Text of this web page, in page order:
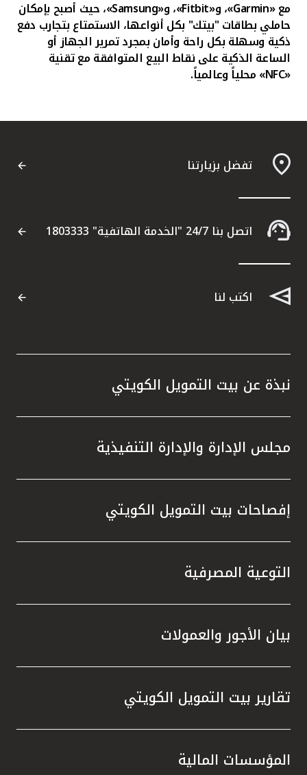
مع «Garmin»، و«Fitbit»، و«Samsung»، حيث أصبح بإمكان
حاملي بطاقات "بيتك" بكل أنواعها، الاستمتاع بتجارب دفع
ذكية وسهلة بكل راحة وأمان بمجرد تمرير الجهاز أو
الساعة الذكية على نقاط البيع المتوافقة مع تقنية
«
NFC» محلياً وعالمياً.
تفضل بزيارتنا
اتصل بنا 24/7 "الخدمة الهاتفية" 1803333
اكتب لنا
نبذة عن بيت التمويل الكويتي
مجلس الإدارة والإدارة التنفيذية
إفصاحات بيت التمويل الكويتي
التوعية المصرفية
بيان الأجور والعمولات
تقارير بيت التمويل الكويتي
المؤسسات المالية